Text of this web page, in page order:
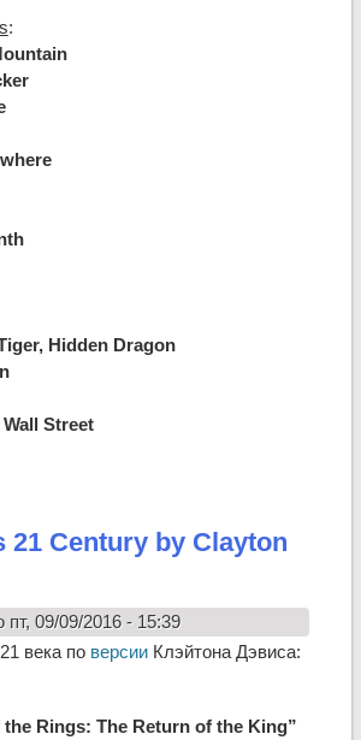
:
Hidden Dragon
Street
21 Century by Clayton
09/09/2016 - 15:39
века по версииКлэйтона Дэвиса:
the Rings: The Return of the King”